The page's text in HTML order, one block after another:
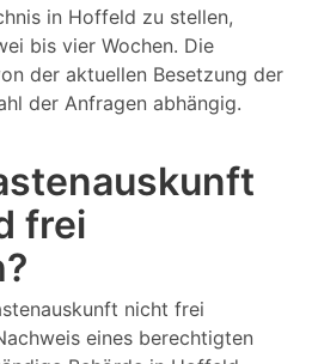
in Hoffeld zu stellen,
bis vier Wochen. Die
der aktuellen Besetzung der
der Anfragen abhängig.
frei
nicht frei
eines berechtigten